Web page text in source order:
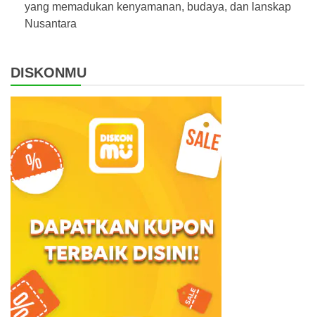
yang memadukan kenyamanan, budaya, dan lanskap
Nusantara
DISKONMU